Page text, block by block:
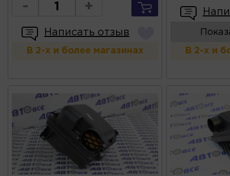
- +
Написать отзыв
В 2-х и более магазинах В 2-х и